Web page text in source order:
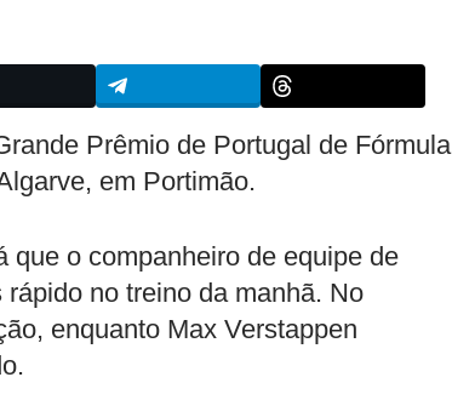
Prêmio de Portugal de Fórmula
em Portimão.
que o companheiro de equipe de
rápido no treino da manhã. No
enquanto Max Verstappen